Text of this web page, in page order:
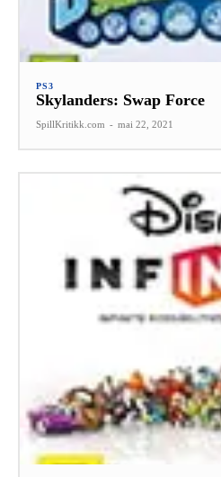
PS3
Skylanders: Swap Force
SpillKritikk.com - mai 22, 2021